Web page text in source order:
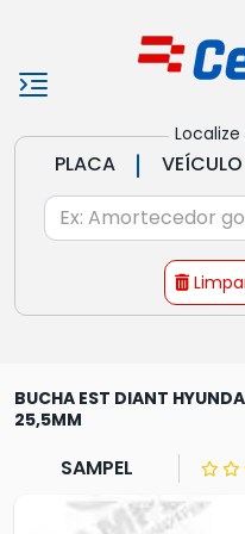
PLACA | VEÍCULO
BUCHA EST DIANT
25,5MM
SAMPEL